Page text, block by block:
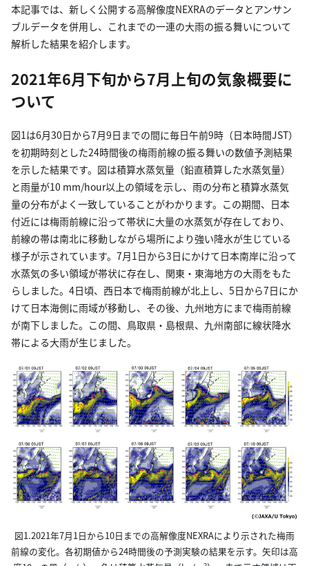
本記事では、新しく公開する高解像度NEXRAのデータとアンサン
ブルデータを併用し、これまでの一連の大雨の振る舞いについて
解析した結果を紹介します。
2021年6月下旬から7月上旬の気象概要に
ついて
図1は6月30日から7月9日までの間に毎日午前9時（日本時間JST）
を初期時刻とした24時間後の梅雨前線の振る舞いの数値予測結果
を示した結果です。図は積算水蒸気量（鉛直積算した水蒸気量）
と雨量が10 mm/hour以上の領域を示し、雨の分布と積算水蒸気
量の分布がよく一致していることがわかります。この期間、日本
付近には梅雨前線に沿って帯状に大量の水蒸気が存在しており、
前線の帯は南北に移動しながら場所により強い降水が生じている
様子が示されています。7月1日から3日にかけて日本南岸に沿って
水蒸気の多い領域が帯状に存在し、関東・東海地方の大雨をもた
らしました。4日頃、西日本で梅雨前線が北上し、5日から7日にか
けて日本海側に雨域が移動し、その後、九州地方にまで梅雨前線
が南下しました。この間、鳥取県・島根県、九州南部に線状降水
帯による大雨が生じました。
図1.2021年7月1日から10日までの高解像度NEXRAにより示された梅雨
前線の変化。各初期値から24時間後の予測実験の結果を示す。矢印は高